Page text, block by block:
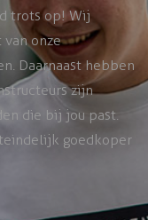
trots op! Wij
onze
Daarnaast hebben
zijn
die bij jou past.
goedkoper